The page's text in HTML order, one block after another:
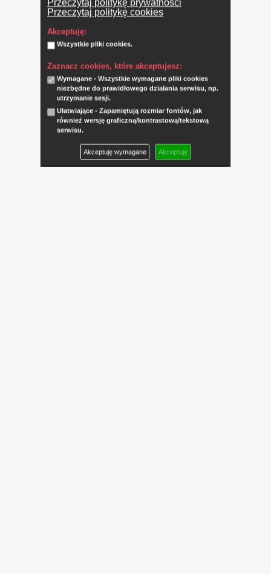
Przeczytaj politykę prywatności
Przeczytaj politykę cookies
Akceptuję:
Wszystkie pliki cookies.
Zaznacz cookies, które akceptujesz:
Wymagane - Wszystkie wymagane pliki cookies
niezbędne do prawidłowego działania serwisu, np.
utrzymanie sesji.
Ułatwiające - Zapamiętują rozmiar fontów, jak
również wersję graficzną/kontrastową/tekstową
serwisu.
Akceptuję wymagane Akceptuję